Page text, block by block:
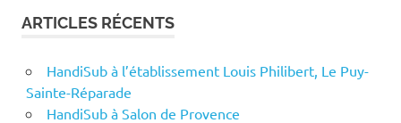
ARTICLES RÉCENTS
HandiSub à l’établissement Louis Philibert, Le Puy-
Sainte-Réparade
HandiSub à Salon de Provence